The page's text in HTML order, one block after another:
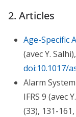
2. Articles
Age-Specific
(avec Y.
doi:10.1017/
Alarm
IFRS 9 (avec
(33), 131-